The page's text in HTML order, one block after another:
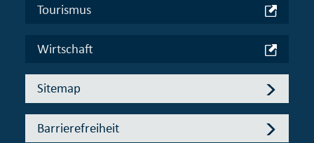
Tourismus
Wirtschaft
Sitemap
Barrierefreiheit